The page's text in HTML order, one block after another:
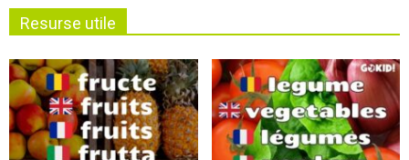
Resurse utile